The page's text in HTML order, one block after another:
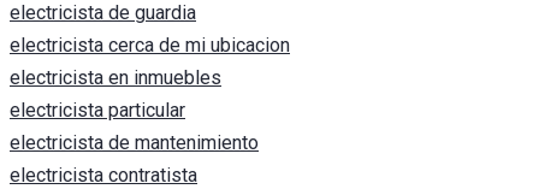
electricista de guardia
electricista cerca de mi ubicacion
electricista en inmuebles
electricista particular
electricista de mantenimiento
electricista contratista